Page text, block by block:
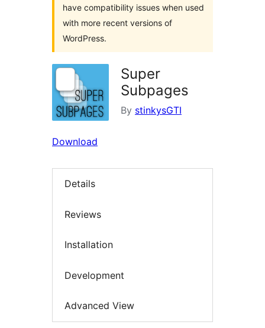
have compatibility issues when used
with more recent versions of
WordPress.
Super
Subpages
By stinkysGTI
Download
Details
Reviews
Installation
Development
Advanced View